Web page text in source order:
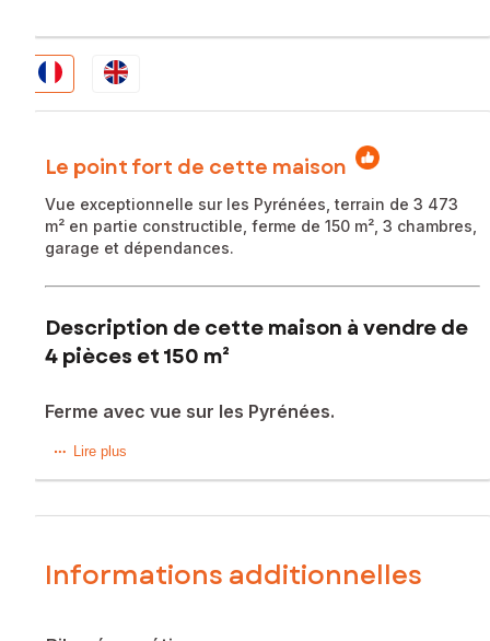
Le point fort de cette maison
Vue exceptionnelle sur les Pyrénées, terrain de 3 473
m² en partie constructible, ferme de 150 m², 3 chambres,
garage et dépendances.
Description de cette maison à vendre de
4 pièces et 150 m²
Ferme avec vue sur les Pyrénées.
À Brignemont, secteur Cadours, découvrez cette ferme de
constructible, elle offre un cadre authentique et chaleureux,
idéal pour profiter du calme de la campagne tout en
Lire plus
Informations additionnelles